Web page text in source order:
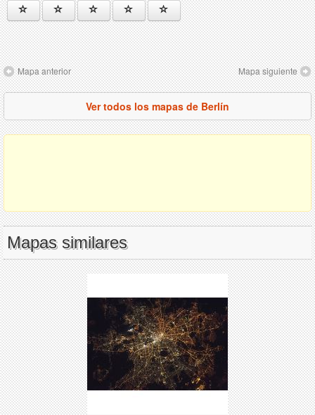
Mapa anterior Mapa siguiente
Ver todos los mapas de Berlín
Mapas similares